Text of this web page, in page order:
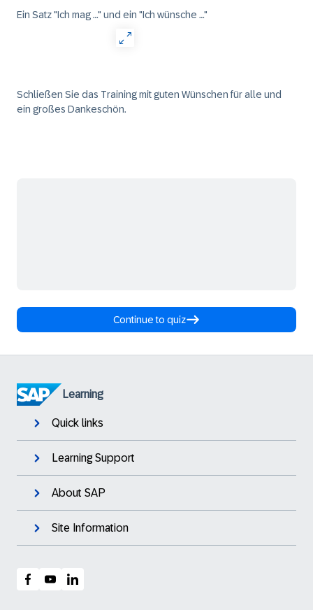
Ein Satz "Ich mag …" und ein "Ich wünsche …"
Schließen Sie das Training mit guten Wünschen für alle und
ein großes Dankeschön.
Continue to quiz
Learning
Quick links
Learning Support
About SAP
Site Information